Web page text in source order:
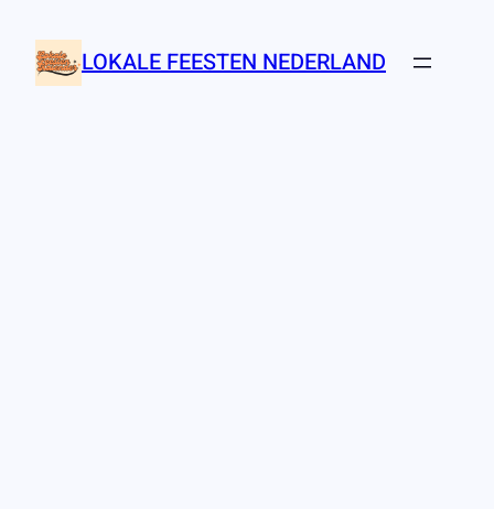
naar
LOKALE FEESTEN NEDERLAND